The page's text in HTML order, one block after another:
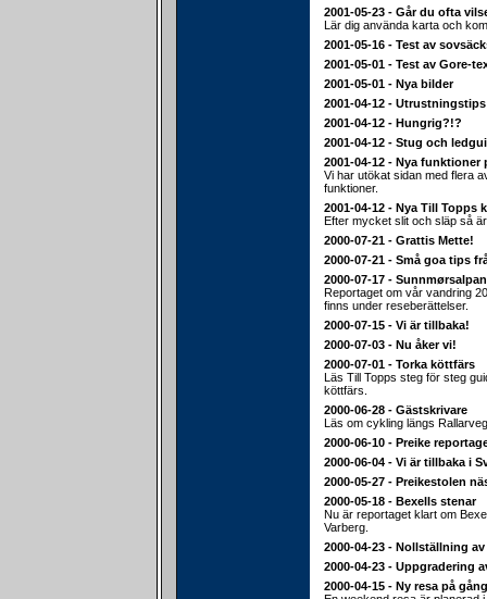
2001-05-23 - Går du ofta
Lär dig använda karta och
2001-05-16 - Test av
2001-05-01 - Test av Gore-
2001-05-01 - Nya bilder
2001-04-12 -
2001-04-12 - Hungrig?!?
2001-04-12 - Stug och
2001-04-12 - Nya funktioner
Vi har utökat sidan med flera
funktioner.
2001-04-12 - Nya Till Topps
Efter mycket slit och släp så
2000-07-21 - Grattis Mette!
2000-07-21 - Små goa tips
2000-07-17 -
Reportaget om vår vandring
finns under reseberättelser.
2000-07-15 - Vi är tillbaka!
2000-07-03 - Nu åker vi!
2000-07-01 - Torka köttfärs
Läs Till Topps steg för steg
köttfärs.
2000-06-28 - Gästskrivare
Läs om cykling längs
2000-06-10 - Preike
2000-06-04 - Vi är tillbaka i
2000-05-27 - Preikestolen
2000-05-18 - Bexells stenar
Nu är reportaget klart om
Varberg.
2000-04-23 - Nollställning
2000-04-23 - Uppgradering
2000-04-15 - Ny resa på